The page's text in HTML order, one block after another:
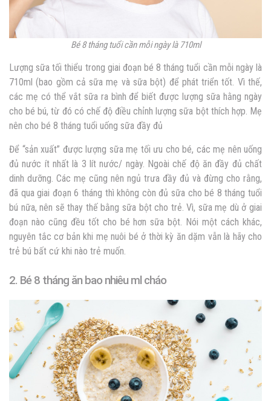
Bé 8 tháng tuổi cần mỗi ngày là 710ml
Lượng sữa tối thiểu trong giai đoạn bé 8 tháng tuổi cần mỗi ngày là
710ml (bao gồm cả sữa mẹ và sữa bột) để phát triển tốt. Vì thế,
các mẹ có thể vắt sữa ra bình để biết được lượng sữa hằng ngày
cho bé bú, từ đó có chế độ điều chỉnh lượng sữa bột thích hợp. Mẹ
nên cho bé 8 tháng tuổi uống sữa đầy đủ
Để “sản xuất” được lượng sữa mẹ tối ưu cho bé, các mẹ nên uống
đủ nước ít nhất là 3 lít nước/ ngày. Ngoài chế độ ăn đầy đủ chất
dinh dưỡng. Các mẹ cũng nên ngủ trưa đầy đủ và đừng cho rằng,
đã qua giai đoạn 6 tháng thì không còn đủ sữa cho bé 8 tháng tuổi
bú nữa, nên sẽ thay thế bằng sữa bột cho trẻ. Vì, sữa mẹ dù ở giai
đoạn nào cũng đều tốt cho bé hơn sữa bột. Nói một cách khác,
nguyên tắc cơ bản khi mẹ nuôi bé ở thời kỳ ăn dặm vẫn là hãy cho
trẻ bú bất cứ khi nào trẻ muốn.
2. Bé 8 tháng ăn bao nhiêu ml cháo